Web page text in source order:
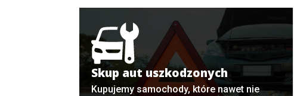
Skup aut uszkodzonych
Kupujemy samochody, które nawet nie